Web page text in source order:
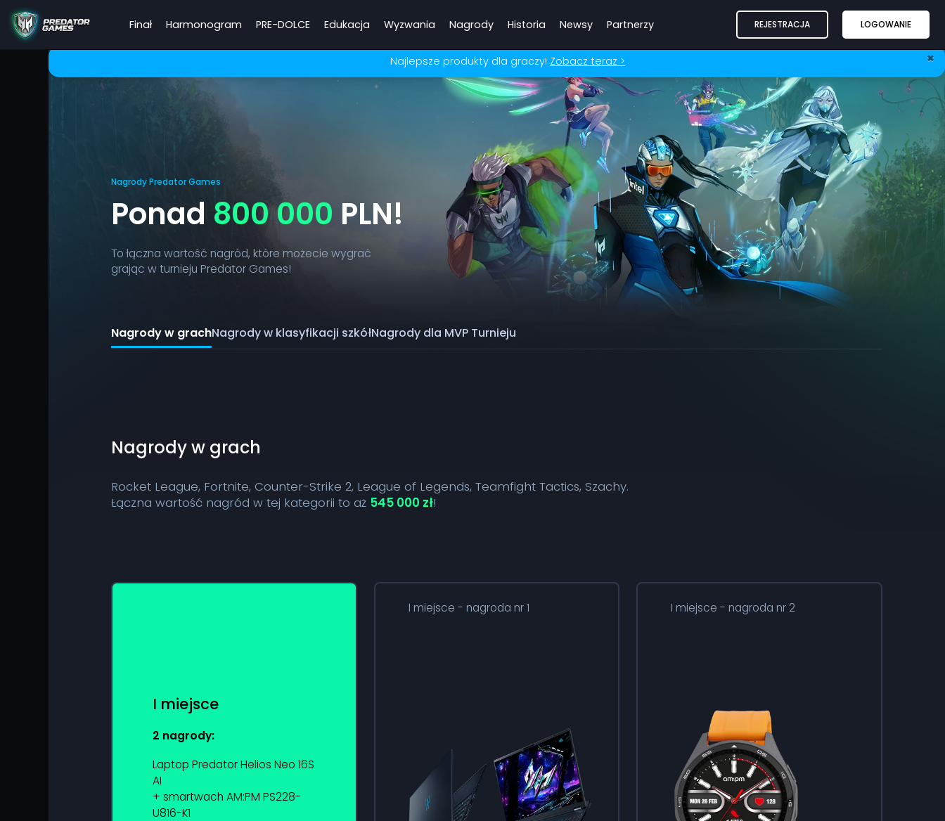
Finał Harmonogram PRE-DOLCE Edukacja Wyzwania Nagrody Historia Newsy Partnerzy REJESTRACJA LOGOWANIE
×
Najlepsze produkty dla graczy! Zobacz teraz >
Nagrody Predator Games
Ponad 800 000 PLN!
To łączna wartość nagród, które możecie wygrać
grając w turnieju Predator Games!
Nagrody w grachNagrody w klasyfikacji szkółNagrody dla MVP Turnieju
Nagrody w grach
Rocket League, Fortnite, Counter-Strike 2, League of Legends, Teamfight Tactics, Szachy.
Łączna wartość nagród w tej kategorii to aż 545 000 zł!
I miejsce
2 nagrody:
Laptop Predator Helios Neo 16S
AI
+ smartwach AM:PM PS228-
U816-K1
I miejsce - nagroda nr 1 I miejsce - nagroda nr 2